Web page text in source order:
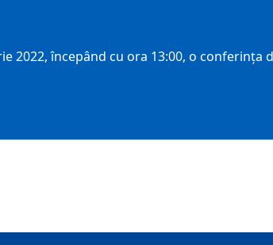
2022, începând cu ora 13:00, o conferința